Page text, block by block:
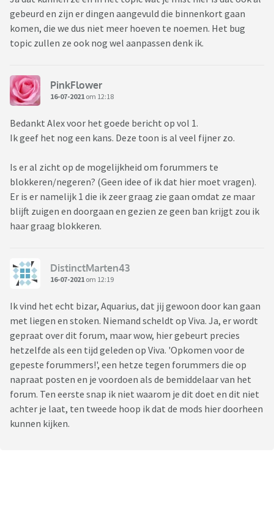
gebeurd en zijn er dingen aangevuld die binnenkort gaan
komen, die we dus niet meer hoeven te noemen. Het bug
topic zullen ze ook nog wel aanpassen denk ik.
PinkFlower
16-07-2021 om 12:18
Bedankt Alex voor het goede bericht op vol 1.
Ik geef het nog een kans. Deze toon is al veel fijner zo.
Is er al zicht op de mogelijkheid om forummers te
blokkeren/negeren? (Geen idee of ik dat hier moet vragen).
Er is er namelijk 1 die ik zeer graag zie gaan omdat ze maar
blijft zuigen en doorgaan en gezien ze geen ban krijgt zou ik
haar graag blokkeren.
DistinctMarten43
16-07-2021 om 12:19
Ik vind het echt bizar, Aquarius, dat jij gewoon door kan gaan
met liegen en stoken. Niemand scheldt op Viva. Ja, er wordt
gepraat over dit forum, maar wow, hier gebeurt precies
hetzelfde als een tijd geleden op Viva. 'Opkomen voor de
gepeste forummers!', een hetze tegen forummers die op
napraat posten en je voordoen als de bemiddelaar van het
forum. Ten eerste snap ik niet waarom je dit doet en dit niet
achter je laat, ten tweede hoop ik dat de mods hier doorheen
kunnen kijken.